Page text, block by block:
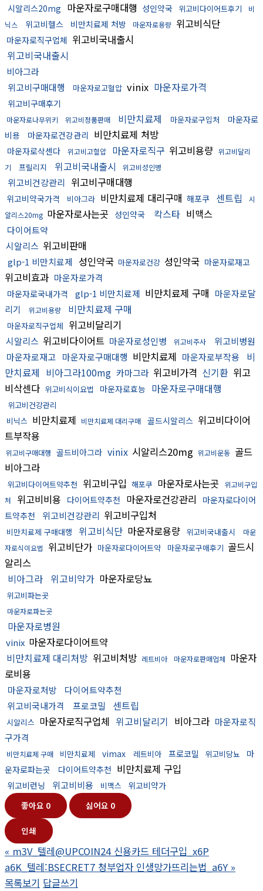
시알리스20mg 마운자로구매대행 성인약국 위고비다이어트후기
비
닉스
위고비헬스 비만치료제 처방 마운자로용량 위고비식단
마운자로직구업체 위고비국내출시
위고비국내출시
비아그라
위고비구매대행
마운자로고혈압 vinix 마운자로가격
위고비구매후기
마운자로나무위키 위고비정품판매 비만치료제 마운자로구입처
마운자로
비용
마운자로건강관리 비만치료제 처방
마운자로삭센다 위고비고혈압 마운자로직구 위고비용량 위고비달리
기
프릴리지 위고비국내출시 위고비성인병
위고비건강관리 위고비구매대행
위고비약국가격 비아그라 비만치료제 대리구매 해포쿠 센트립
시
알리스20mg 마운자로사는곳 성인약국 칵스타 비맥스
다이어트약
시알리스 위고비판매
glp-1 비만치료제 성인약국 마운자로건강 성인약국 마운자로재고
위고비효과 마운자로가격
마운자로국내가격 glp-1 비만치료제 비만치료제 구매 마운자로달
리기
위고비용량 비만치료제 구매
마운자로직구업체 위고비달리기
시알리스 위고비다이어트 마운자로성인병 위고비주사
위고비병원
마운자로재고 마운자로구매대행 비만치료제 마운자로부작용
비
만치료제 비아그라100mg 카마그라 위고비가격 신기환 위고
비삭센다 위고비식이요법 마운자로효능 마운자로구매대행
위고비건강관리
비닉스 비만치료제 비만치료제 대리구매 골드시알리스 위고비다이어
트부작용
위고비구매대행 골드비아그라 vinix 시알리스20mg 위고비운동 골드
비아그라
위고비다이어트약추천 위고비구입 해포쿠 마운자로사는곳
위고비구입
처
위고비비용 다이어트약추천 마운자로건강관리
마운자로다이어
트약추천
위고비건강관리 위고비구입처
비만치료제 구매대행 위고비식단 마운자로용량 위고비국내출시
마운
자로식이요법
위고비단가 마운자로다이어트약 마운자로구매후기 골드시
알리스
비아그라 위고비약가 마운자로당뇨
위고비파는곳
마운자로파는곳
마운자로병원
vinix 마운자로다이어트약
비만치료제 대리처방 위고비처방 레트비아 마운자로판매업체 마운자
로비용
마운자로처방
다이어트약추천
위고비국내가격
프로코밀 센트립
시알리스 마운자로직구업체 위고비달리기 비아그라 마운자로직
구가격
비만치료제 구매 비만치료제 vimax 레트비아 프로코밀 위고비당뇨
마
운자로파는곳
다이어트약추천 비만치료제 구입
위고비런닝 위고비비용 비맥스
위고비약가
좋아요 0 싫어요 0
인쇄
« m3V_텔레@UPCOIN24 신용카드 테더구입_x6P
a6K_텔레:BSECRET7 청부업자 인생망가뜨리는법_a6Y »
목록보기 답글쓰기